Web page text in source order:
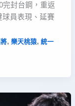
完封台鋼，重返
球員表現、延賽
, 樂天桃猿, 統一